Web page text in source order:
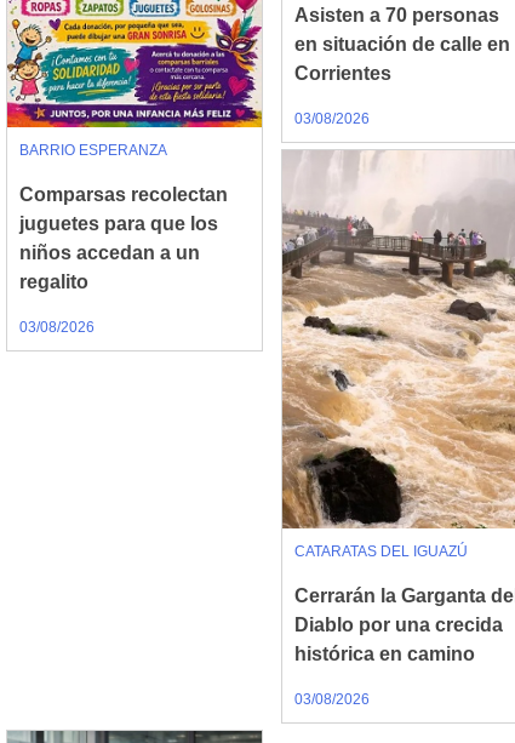
BARRIO ESPERANZA
Comparsas recolectan
juguetes para que los
niños accedan a un
regalito
03/08/2026
Asisten a 70 personas
en situación de calle en
Corrientes
03/08/2026
CATARATAS DEL IGUAZÚ
Cerrarán la Garganta del
Diablo por una crecida
histórica en camino
03/08/2026